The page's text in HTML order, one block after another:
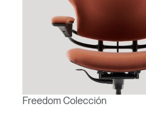
Freedom Colección